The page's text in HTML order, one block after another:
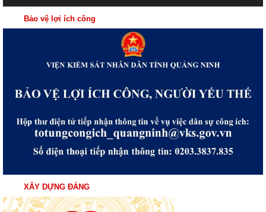
Bảo vệ lợi ích công
XÂY DỰNG ĐẢNG